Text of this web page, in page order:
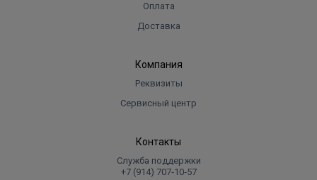
45 см
Оплата
Доставка
Компания
Реквизиты
Сервисный центр
Контакты
Служба поддержки
+7 (914) 707‑10‑57